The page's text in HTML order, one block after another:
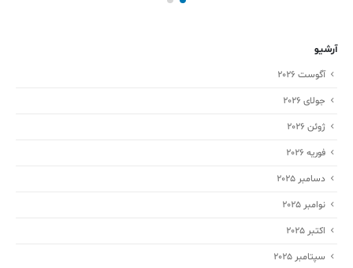
آرشیو
آگوست 2026
جولای 2026
ژوئن 2026
فوریه 2026
دسامبر 2025
نوامبر 2025
اکتبر 2025
سپتامبر 2025